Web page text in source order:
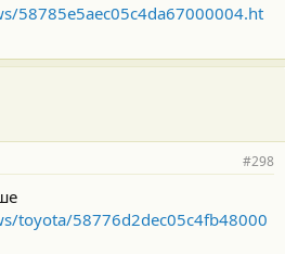
58785e5aec05c4da67000004.ht
#298
toyota/58776d2dec05c4fb48000